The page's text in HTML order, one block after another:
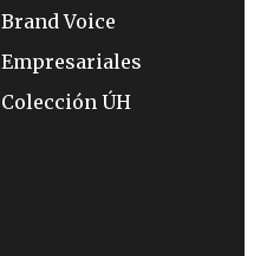
Brand Voice
Empresariales
Colección ÚH